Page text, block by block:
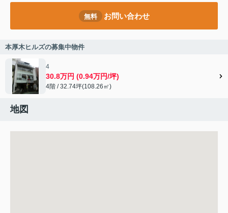
無料 お問い合わせ
本厚木ヒルズの募集中物件
4
30.8万円 (0.94万円/坪)
4階 / 32.74坪(108.26㎡)
地図